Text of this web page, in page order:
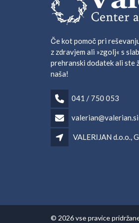
Če kot pomoč pri
z zdravjem ali »zgolj« s
prehranski dodatek ali ste
naša!
041 / 750 053
valerian@valerian.si
VALERIJAN d.o.o.,
© 2026 vse pravice